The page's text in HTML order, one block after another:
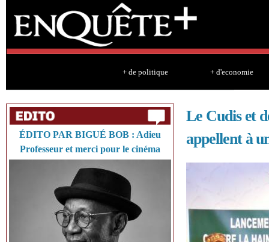
+ de politique + d'economie
ÉDITO PAR BIGUÉ BOB : Adieu
Professeur et merci pour le cinéma
Le Cudis et
appellent à